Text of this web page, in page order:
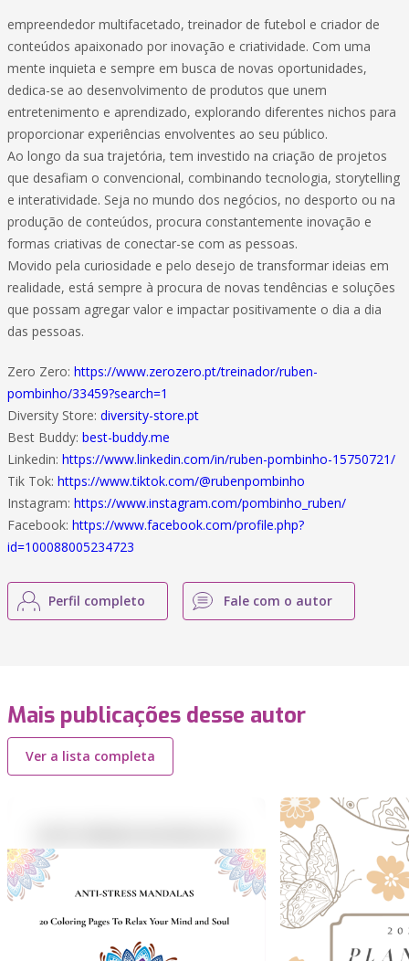
empreendedor multifacetado, treinador de futebol e criador de
conteúdos apaixonado por inovação e criatividade. Com uma
mente inquieta e sempre em busca de novas oportunidades,
dedica-se ao desenvolvimento de produtos que unem
entretenimento e aprendizado, explorando diferentes nichos para
proporcionar experiências envolventes ao seu público.
Ao longo da sua trajetória, tem investido na criação de projetos
que desafiam o convencional, combinando tecnologia, storytelling
e interatividade. Seja no mundo dos negócios, no desporto ou na
produção de conteúdos, procura constantemente inovação e
formas criativas de conectar-se com as pessoas.
Movido pela curiosidade e pelo desejo de transformar ideias em
realidade, está sempre à procura de novas tendências e soluções
que possam agregar valor e impactar positivamente o dia a dia
das pessoas.
Zero Zero: https://www.zerozero.pt/treinador/ruben-
pombinho/33459?search=1
Diversity Store: diversity-store.pt
Best Buddy: best-buddy.me
Linkedin: https://www.linkedin.com/in/ruben-pombinho-15750721/
Tik Tok: https://www.tiktok.com/@rubenpombinho
Instagram: https://www.instagram.com/pombinho_ruben/
Facebook: https://www.facebook.com/profile.php?
id=100088005234723
Perfil completo Fale com o autor
Mais publicações desse autor
Ver a lista completa